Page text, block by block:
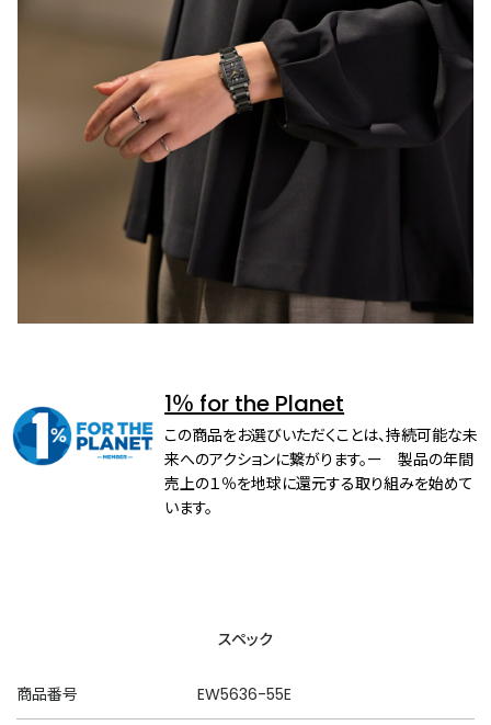
1％ for the Planet
この商品をお選びいただくことは、持続可能な未
来へのアクションに繋がります。ー 製品の年間
売上の１％を地球に還元する取り組みを始めて
います。
スペック
商品番号 EW5636-55E